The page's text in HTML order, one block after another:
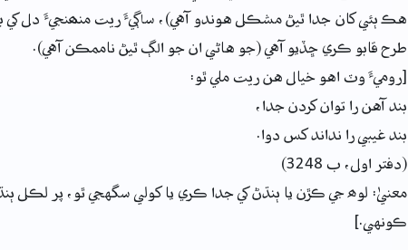
هڪ ٻئي کان جدا ٿيڻ مشڪل هوندو آهي)، ساڳيءَ ريت منھنجيءَ دل کي
طرح قابو ڪري ڇڏيو آهي (جو هاڻي ان جو الڳ ٿيڻ ناممڪن آهي).
[روميءَ وٽ اهو خيال هن ريت ملي ٿو:
بند آهن را توان کردن جدا،
بند غيبي را نداند کس دوا.
(دفتر اول، ب 3248)
معنيٰ: لوھ جي ڪڙن يا ٻنڌڻ کي جدا ڪري يا کولي سگهجي ٿو، پر لڪل
ڪونهي.]